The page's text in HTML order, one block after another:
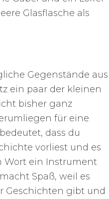
Glasflasche als
Gegenstände aus
ein paar der kleinen
bisher ganz
für eine
dass du
vorliest und es
Wort ein Instrument
Spaß, weil es
Geschichten gibt und